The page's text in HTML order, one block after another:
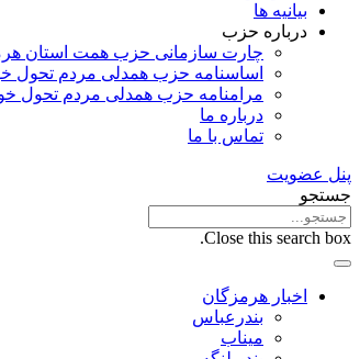
بیانیه ها
درباره حزب
چارت سازمانی حزب همت استان
اساسنامه حزب همدلی مردم تحول
مرامنامه حزب همدلی مردم تحول
درباره ما
تماس با ما
پنل عضویت
جستجو
Close this search box.
اخبار هرمزگان
بندرعباس
میناب